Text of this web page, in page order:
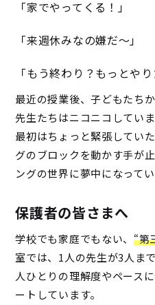
「家でやってくる！」
「来週休みなの嫌だ〜」
「もう終わり？もっとやり
最近の授業後、子どもたち
先生たちはニコニコしていま
最初はちょっと緊張してい
グのブロックを動かす手が
ングの世界に夢中になってい
保護者の皆さまへ
学校でも家庭でもない、“第
室では、1人の先生が3人ま
人ひとりの理解度やペース
ートしています。